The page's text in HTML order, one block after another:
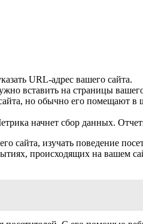
URL-адрес вашего сайта.
вставить на страницы
но обычно его помещают
начнет сбор данных.
изучать поведение
происходящих на вашем